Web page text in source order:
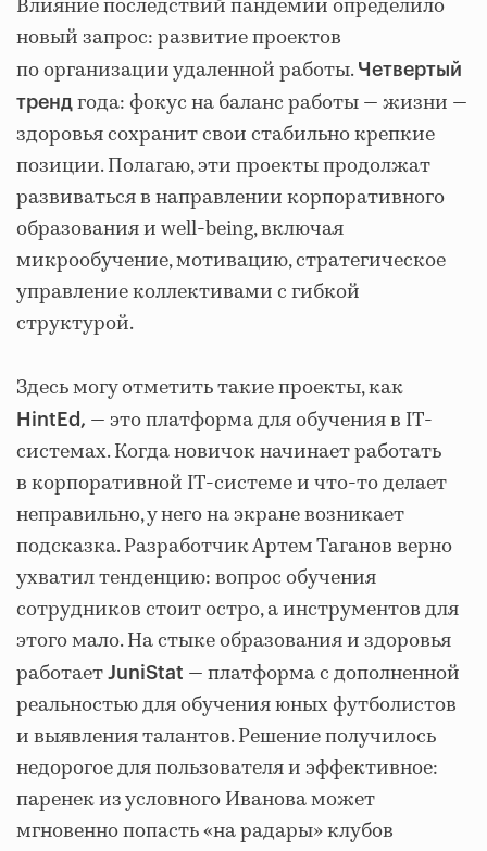
Влияние последствий пандемии определило
новый запрос: развитие проектов
по организации удаленной работы. Четвертый
тренд года: фокус на баланс работы — жизни —
здоровья сохранит свои стабильно крепкие
позиции. Полагаю, эти проекты продолжат
развиваться в направлении корпоративного
образования и well-being, включая
микрообучение, мотивацию, стратегическое
управление коллективами с гибкой
структурой.
Здесь могу отметить такие проекты, как
HintEd, — это платформа для обучения в IT-
системах. Когда новичок начинает работать
в корпоративной IT-системе и что-то делает
неправильно, у него на экране возникает
подсказка. Разработчик Артем Таганов верно
ухватил тенденцию: вопрос обучения
сотрудников стоит остро, а инструментов для
этого мало. На стыке образования и здоровья
работает JuniStat — платформа с дополненной
реальностью для обучения юных футболистов
и выявления талантов. Решение получилось
недорогое для пользователя и эффективное:
паренек из условного Иванова может
мгновенно попасть «на радары» клубов